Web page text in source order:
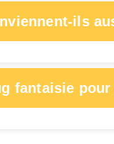
ils
fantaisie